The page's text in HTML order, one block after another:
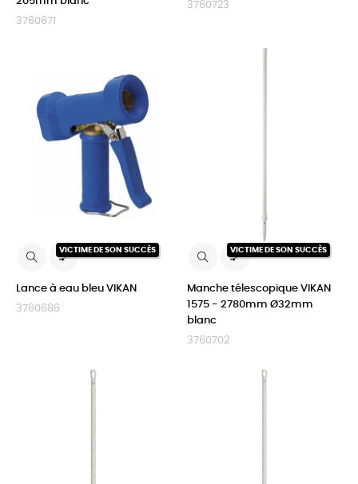
3760671
3760723
VICTIME DE SON SUCCÈS

Lance à eau bleu VIKAN
3760686
VICTIME DE SON SUCCÈS

Manche télescopique VIKAN
1575 - 2780mm Ø32mm
blanc
3760702